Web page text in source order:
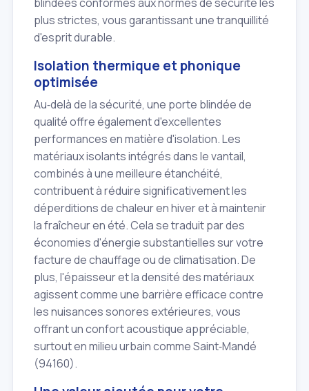
plus strictes, vous garantissant une tranquillité
d'esprit durable.
Isolation thermique et phonique
optimisée
Au‑delà de la sécurité, une porte blindée de
qualité offre également d'excellentes
performances en matière d'isolation. Les
matériaux isolants intégrés dans le vantail,
combinés à une meilleure étanchéité,
contribuent à réduire significativement les
déperditions de chaleur en hiver et à maintenir
la fraîcheur en été. Cela se traduit par des
économies d'énergie substantielles sur votre
facture de chauffage ou de climatisation. De
plus, l'épaisseur et la densité des matériaux
agissent comme une barrière efficace contre
les nuisances sonores extérieures, vous
offrant un confort acoustique appréciable,
surtout en milieu urbain comme Saint‑Mandé
(94160).